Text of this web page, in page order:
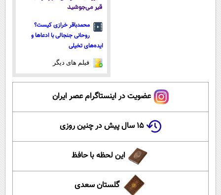
قیر می‌جوشید
محمدباقر خرازی کیست؟
روحانی جنجالی با ادعاها و
ایده‌های تخیلی
فیلم های دیگر
عضویت در اینستاگرام عصر ایران
۱۵ سال پیش در چنین روزی
این لحظه با حافظ
گلستان سعدی